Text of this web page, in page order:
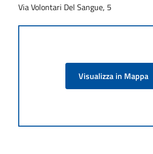
Via Volontari Del Sangue, 5
Visualizza in Mappa